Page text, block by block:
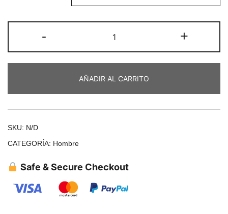
- +
AÑADIR AL CARRITO
SKU: N/D
CATEGORÍA: Hombre
Safe & Secure Checkout